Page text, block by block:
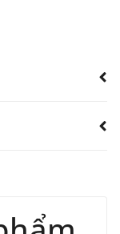
Chúng tôi hỗ